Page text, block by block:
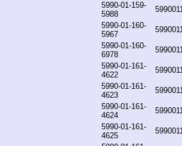
5990-01-159-
5988
5990-01-160-
5967
5990-01-160-
6978
5990-01-161-
4622
5990-01-161-
4623
5990-01-161-
4624
5990-01-161-
4625